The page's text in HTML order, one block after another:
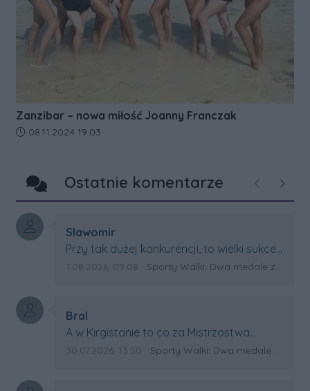
Zanzibar – nowa miłość Joanny Franczak
Data dodania artykułu:
08.11.2024 19:03
Ostatnie komentarze Poprzednie
Autor komentarza:
Slawomir
Treść komentarza:
Przy tak dużej konkurencji, to wielki sukces
Artura. Gratulacje !
Data dodania komentarza:
1.08.2026, 09:08 Źródło komentarza:
Sporty Walki: Dwa medale za oceanem
Autor komentarza:
Bral
Treść komentarza:
A w Kirgistanie to co za Mistrzostwa
Swiata?
Data dodania komentarza:
30.07.2026, 13:50 Źródło komentarza:
Sporty Walki: Dwa medale za oceanem